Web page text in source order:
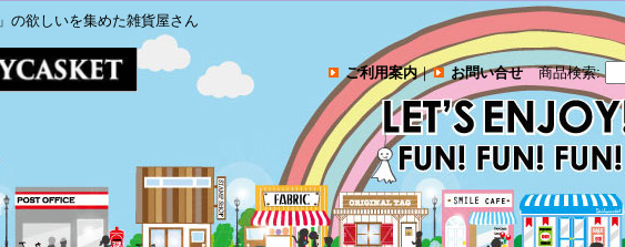
の欲しいを集めた雑貨屋さん
ご利用案内｜ お問い合せ 商品検索: